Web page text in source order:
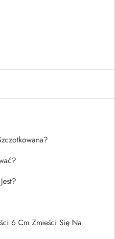
6 Cm Zmieści Się Na